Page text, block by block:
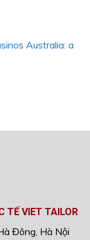
Australia: a
TẾ VIET TAILOR
Đông, Hà Nội